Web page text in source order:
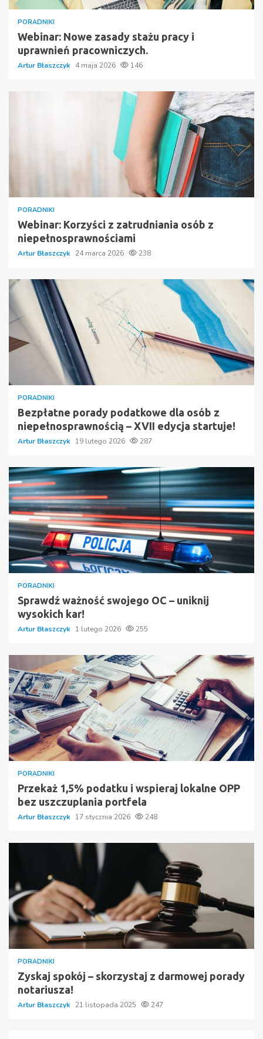
PORADNIKI
Webinar: Nowe zasady stażu pracy i
uprawnień pracowniczych.
Artur Błaszczyk 4 maja 2026 146
PORADNIKI
Webinar: Korzyści z zatrudniania osób z
niepełnosprawnościami
Artur Błaszczyk 24 marca 2026 238
PORADNIKI
Bezpłatne porady podatkowe dla osób z
niepełnosprawnością – XVII edycja startuje!
Artur Błaszczyk 19 lutego 2026 287
PORADNIKI
Sprawdź ważność swojego OC – uniknij
wysokich kar!
Artur Błaszczyk 1 lutego 2026 255
PORADNIKI
Przekaż 1,5% podatku i wspieraj lokalne OPP
bez uszczuplania portfela
Artur Błaszczyk 17 stycznia 2026 248
PORADNIKI
Zyskaj spokój – skorzystaj z darmowej porady
notariusza!
Artur Błaszczyk 21 listopada 2025 247